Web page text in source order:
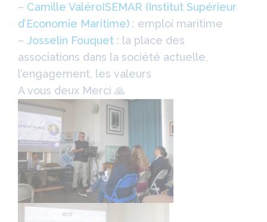
– Camille ValéroISEMAR (Institut Supérieur
d’Economie Maritime) : emploi maritime
– Josselin Fouquet : la place des
associations dans la société actuelle,
l’engagement, les valeurs
A vous deux Merci 🙏